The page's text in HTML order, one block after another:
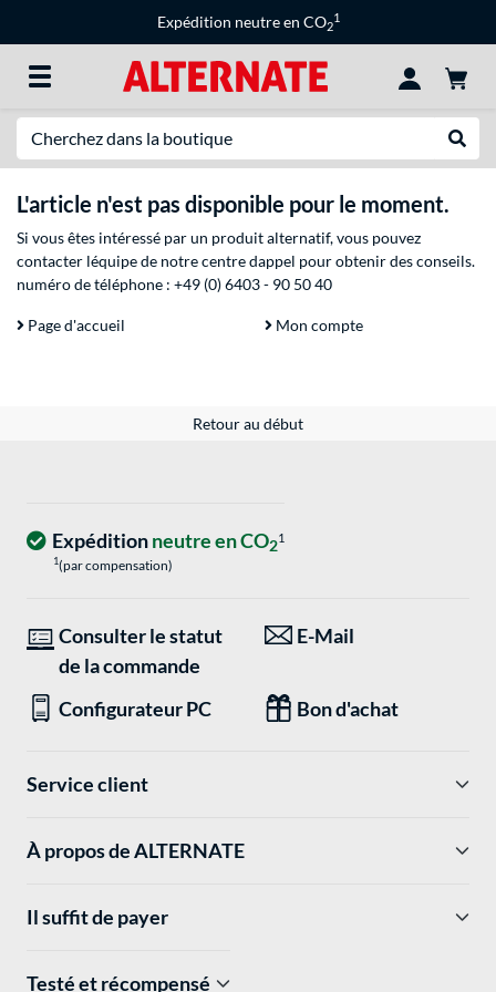
Expédition neutre en CO2
1
L'article n'est pas disponible pour le moment.
Si vous êtes intéressé par un produit alternatif, vous pouvez
contacter léquipe de notre centre dappel pour obtenir des conseils.
numéro de téléphone : +49 (0) 6403 - 90 50 40
Page d'accueil Mon compte
Retour au début
Expéditionneutre en CO21
1(par compensation)
Consulter le statut
de la commande
E-Mail
Configurateur PC Bon d'achat
Service client
À propos de ALTERNATE
Il suffit de payer
Testé et récompensé